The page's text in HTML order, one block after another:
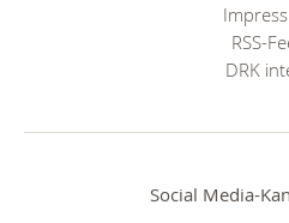
RSS-
DRK
Social Media-